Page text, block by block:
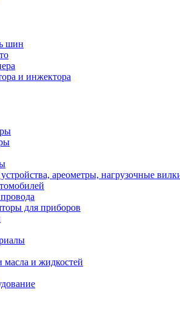
шин
и инжектора
ареометры, нагрузочные
для приборов
масла и жидкостей